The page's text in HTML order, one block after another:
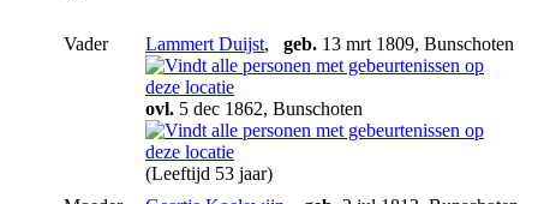
Vader Lammert Duijst, geb. 13 mrt 1809, Bunschoten
ovl. 5 dec 1862, Bunschoten
(Leeftijd 53 jaar)